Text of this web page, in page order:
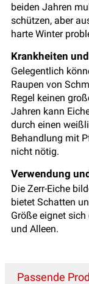
beiden Jahren
schützen, aber
harte Winter
Krankheiten
Gelegentlich
Raupen von
Regel keinen
Jahren kann
durch einen
Behandlung mit
nicht nötig.
Verwendung
Die Zerr-Eiche
bietet Schatten
Größe eignet
und Alleen.
Passende